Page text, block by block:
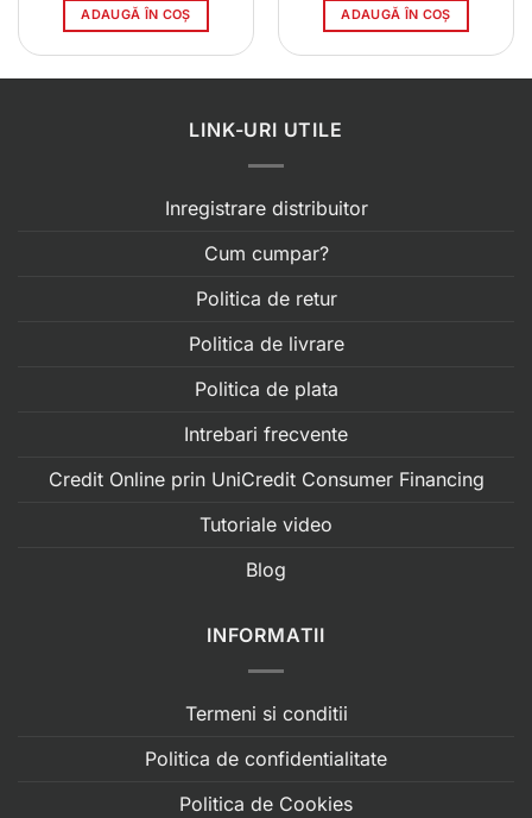
ADAUGĂ ÎN COȘ ADAUGĂ ÎN COȘ
LINK-URI UTILE
Inregistrare distribuitor
Cum cumpar?
Politica de retur
Politica de livrare
Politica de plata
Intrebari frecvente
Credit Online prin UniCredit Consumer Financing
Tutoriale video
Blog
INFORMATII
Termeni si conditii
Politica de confidentialitate
Politica de Cookies